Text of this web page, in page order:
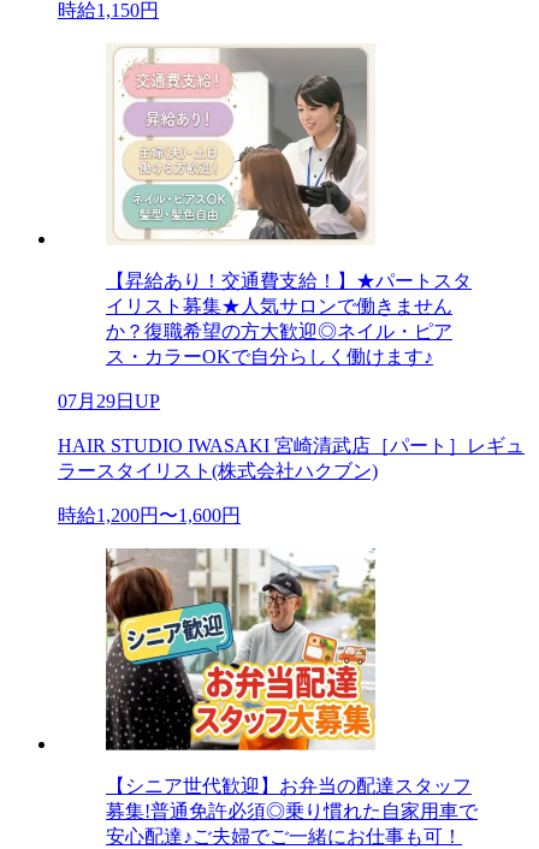
時給1,150円
【昇給あり！交通費支給！】★パートスタ
イリスト募集★人気サロンで働きません
か？復職希望の方大歓迎◎ネイル・ピア
ス・カラーOKで自分らしく働けます♪
07月29日UP
HAIR STUDIO IWASAKI 宮崎清武店［パート］レギュ
ラースタイリスト(株式会社ハクブン)
時給1,200円〜1,600円
【シニア世代歓迎】お弁当の配達スタッフ
募集!普通免許必須◎乗り慣れた自家用車で
安心配達♪ご夫婦でご一緒にお仕事も可！